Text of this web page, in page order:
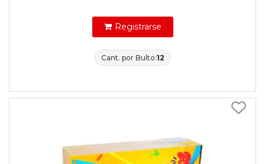
Registrarse
Cant. por Bulto:12